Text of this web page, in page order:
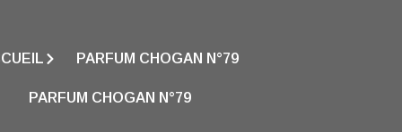
PARFUM CHOGAN N°79
PARFUM CHOGAN N°79